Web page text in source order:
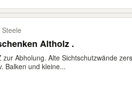
Altholz .
zur Abholung. Alte Sichtschutzwände
Balken und kleine...